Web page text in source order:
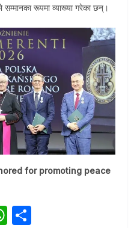
सम्मानका रूपमा व्याख्या गरेका छन्।
for promoting peace
W